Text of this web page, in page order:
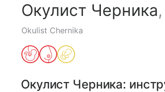
Окулист Черника,
Okulist Chernika
Окулист Черника: